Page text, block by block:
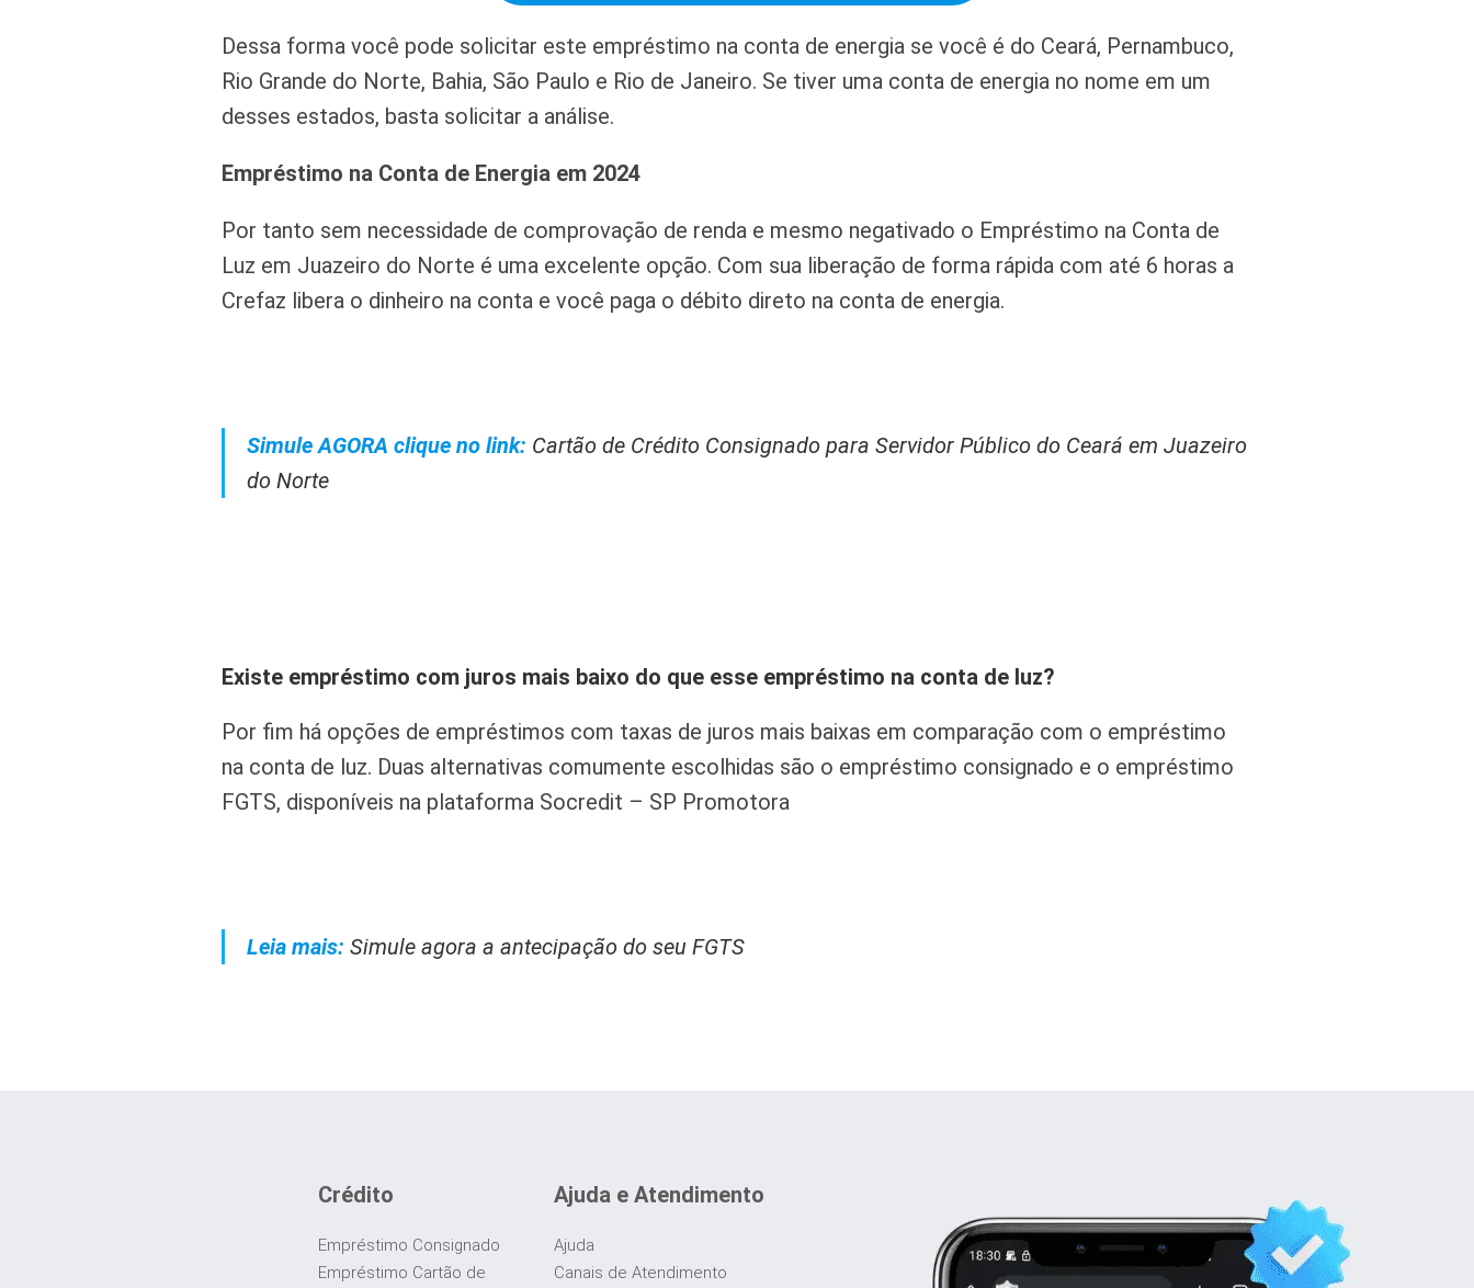
Dessa forma você pode solicitar este empréstimo na conta de energia se você é do Ceará, Pernambuco,
Rio Grande do Norte, Bahia, São Paulo e Rio de Janeiro. Se tiver uma conta de energia no nome em um
desses estados, basta solicitar a análise.
Empréstimo na Conta de Energia em 2024
Por tanto sem necessidade de comprovação de renda e mesmo negativado o Empréstimo na Conta de
Luz em Juazeiro do Norte é uma excelente opção. Com sua liberação de forma rápida com até 6 horas a
Crefaz libera o dinheiro na conta e você paga o débito direto na conta de energia.
Simule AGORA clique no link: Cartão de Crédito Consignado para Servidor Público do Ceará em Juazeiro
do Norte
Existe empréstimo com juros mais baixo do que esse empréstimo na conta de luz?
Por fim há opções de empréstimos com taxas de juros mais baixas em comparação com o empréstimo
na conta de luz. Duas alternativas comumente escolhidas são o empréstimo consignado e o empréstimo
FGTS, disponíveis na plataforma Socredit – SP Promotora
Leia mais: Simule agora a antecipação do seu FGTS
Crédito
Empréstimo Consignado
Empréstimo Cartão de
Ajuda e Atendimento
Ajuda
Canais de Atendimento